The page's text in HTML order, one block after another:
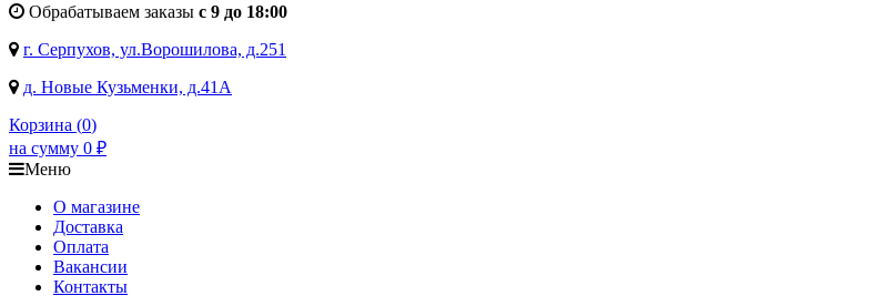
Обрабатываем заказы с 9 до 18:00
г. Серпухов, ул.Ворошилова, д.251
д. Новые Кузьменки, д.41А
Корзина (0)
на сумму 0 ₽
Меню
О магазине
Доставка
Оплата
Вакансии
Контакты